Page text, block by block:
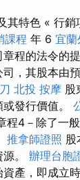
其特色 « 行
課程 年 6 宜蘭
程的法令的
，其股本由
北投 按摩 股
發行價值。
程4－除了一
推拿師證照 股
。 辦理台胞
產，即成立